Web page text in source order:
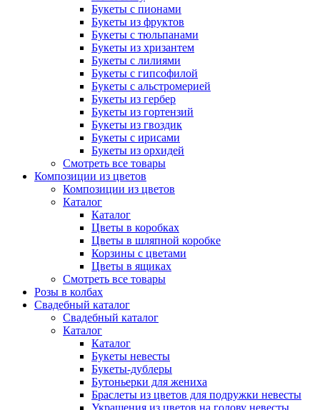
Букеты с пионами
Букеты из фруктов
Букеты с тюльпанами
Букеты из хризантем
Букеты с лилиями
Букеты с гипсофилой
Букеты с альстромерией
Букеты из гербер
Букеты из гортензий
Букеты из гвоздик
Букеты с ирисами
Букеты из орхидей
Смотреть все товары
Композиции из цветов
Композиции из цветов
Каталог
Каталог
Цветы в коробках
Цветы в шляпной коробке
Корзины с цветами
Цветы в ящиках
Смотреть все товары
Розы в колбах
Свадебный каталог
Свадебный каталог
Каталог
Каталог
Букеты невесты
Букеты-дублеры
Бутоньерки для жениха
Браслеты из цветов для подружки невесты